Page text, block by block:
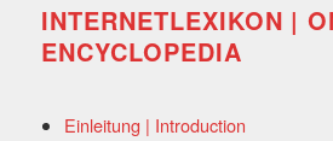
INTERNETLEXIKON |
ENCYCLOPEDIA
Einleitung | Introduction